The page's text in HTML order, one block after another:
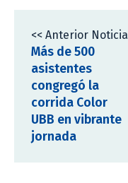
<< Anterior Noticia
Más de 500
asistentes
congregó la
corrida Color
UBB en vibrante
jornada